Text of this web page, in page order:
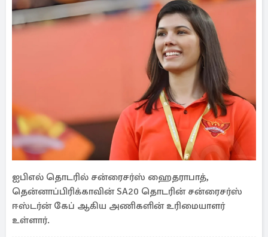
ஐபிஎல் தொடரில் சன்ரைசர்ஸ் ஹைதராபாத்,
தென்னாப்பிரிக்காவின் SA20 தொடரின் சன்ரைசர்ஸ்
ஈஸ்டர்ன் கேப் ஆகிய அணிகளின் உரிமையாளர்
உள்ளார்.